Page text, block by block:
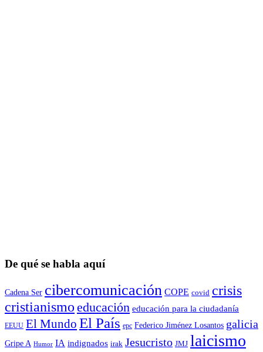
De qué se habla aquí
Cadena Ser cibercomunicación COPE covid crisis
cristianismo educación educación para la ciudadaní­a
EEUU El Mundo El País epc Federico Jiménez Losantos galicia
Gripe A Humor IA indignados irak Jesucristo JMJ laicismo